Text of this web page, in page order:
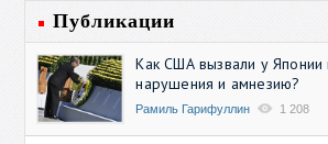
Публикации
Как США вызвали у Японии
нарушения и амнезию?
Рамиль Гарифуллин 1 208